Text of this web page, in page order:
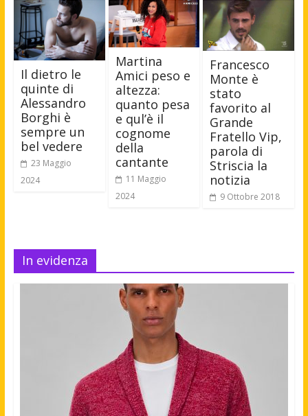
Il dietro le
quinte di
Alessandro
Borghi è
sempre un
bel vedere
23 Maggio
2024
Martina
Amici peso e
altezza:
quanto pesa
e qul’è il
cognome
della
cantante
11 Maggio
2024
Francesco
Monte è
stato
favorito al
Grande
Fratello Vip,
parola di
Striscia la
notizia
9 Ottobre 2018
In evidenza